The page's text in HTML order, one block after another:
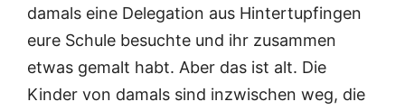
damals eine Delegation aus Hintertupfingen
eure Schule besuchte und ihr zusammen
etwas gemalt habt. Aber das ist alt. Die
Kinder von damals sind inzwischen weg, die